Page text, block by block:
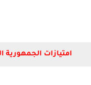
امتيازات الجمهورية